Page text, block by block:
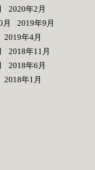
2020年2月
月
2019年9月
2019年4月
2018年11月
2018年6月
2018年1月